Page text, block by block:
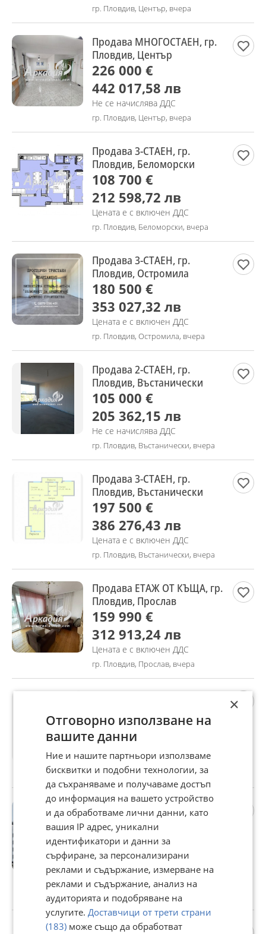
гр. Пловдив, Център, вчера
Продава МНОГОСТАЕН, гр.
Пловдив, Център
226 000 €
442 017,58 лв
Не се начислява ДДС
гр. Пловдив, Център, вчера
Продава 3-СТАЕН, гр.
Пловдив, Беломорски
108 700 €
212 598,72 лв
Цената е с включен ДДС
гр. Пловдив, Беломорски, вчера
Продава 3-СТАЕН, гр.
Пловдив, Остромила
180 500 €
353 027,32 лв
Цената е с включен ДДС
гр. Пловдив, Остромила, вчера
Продава 2-СТАЕН, гр.
Пловдив, Въстанически
105 000 €
205 362,15 лв
Не се начислява ДДС
гр. Пловдив, Въстанически, вчера
Продава 3-СТАЕН, гр.
Пловдив, Въстанически
197 500 €
386 276,43 лв
Цената е с включен ДДС
гр. Пловдив, Въстанически, вчера
Продава ЕТАЖ ОТ КЪЩА, гр.
Пловдив, Прослав
159 990 €
312 913,24 лв
Цената е с включен ДДС
гр. Пловдив, Прослав, вчера
96 500 €
188 737,60 лв
Цената е с включен ДДС
гр. Пловдив, Кършияка, вчера
Продава 3-СТАЕН, гр.
Пловдив, Христо
Смирненски
166 400 €
325 450,11 лв
Цената е с включен ДДС
гр. Пловдив, Христо Смирненски, вчера
Продава ПАРЦЕЛ, с.
×
Отговорно използване на
вашите данни
Ние и нашите партньори използваме
бисквитки и подобни технологии, за
да съхраняваме и получаваме достъп
до информация на вашето устройство
и да обработваме лични данни, като
вашия IP адрес, уникални
идентификатори и данни за
сърфиране, за персонализирани
реклами и съдържание, измерване на
реклами и съдържание, анализ на
аудиторията и подобряване на
услугите. Доставчици от трети страни
(183) може също да обработват